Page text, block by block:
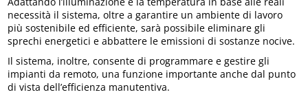
necessità il sistema, oltre a garantire un ambiente di lavoro
più sostenibile ed efficiente, sarà possibile eliminare gli
sprechi energetici e abbattere le emissioni di sostanze nocive.
Il sistema, inoltre, consente di programmare e gestire gli
impianti da remoto, una funzione importante anche dal punto
di vista dell’efficienza manutentiva.